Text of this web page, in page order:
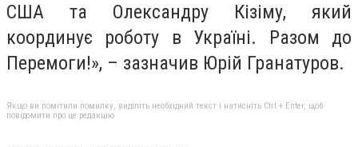
США та Олександру Кізіму, який
координує роботу в Україні. Разом до
Перемоги!», – зазначив Юрій Гранатуров.
Якщо ви помітили помилку, виділіть необхідний текст і натисніть Ctrl + Enter, щоб
повідомити про це редакцію